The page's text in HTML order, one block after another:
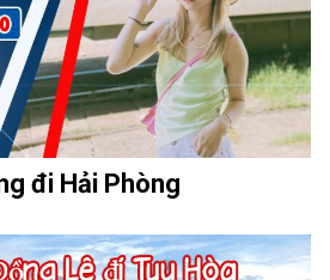
đi Hải Phòng